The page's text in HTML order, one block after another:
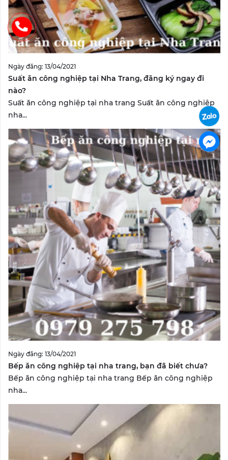
Ngày đăng: 13/04/2021
Suất ăn công nghiệp tại Nha Trang, đăng ký ngay đi
nào?
Suất ăn công nghiệp tại nha trang Suất ăn công nghiệp
nha...
Ngày đăng: 13/04/2021
Bếp ăn công nghiệp tại nha trang, bạn đã biết chưa?
Bếp ăn công nghiệp tại nha trang Bếp ăn công nghiệp
nha...